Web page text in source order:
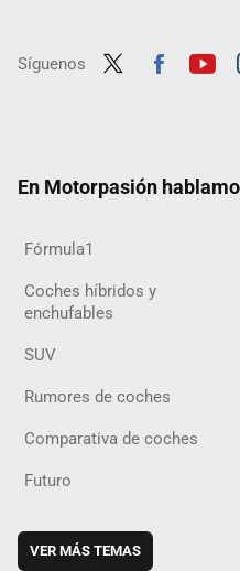
Síguenos
En Motorpasión
Fórmula1
Coches híbridos y
enchufables
SUV
Rumores de coches
Comparativa de coches
Futuro
VER MÁS TEMAS